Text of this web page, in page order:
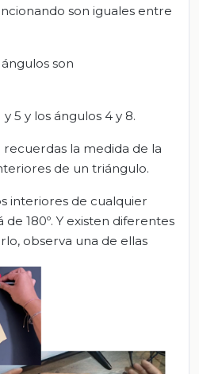
son iguales entre
son
5 y los ángulos 4 y 8.
recuerdas la medida de la
de un triángulo.
interiores de cualquier
180º. Y existen diferentes
observa una de ellas